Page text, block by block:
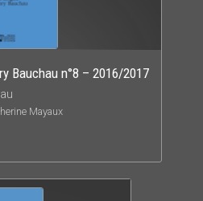
Bauchau n°8 – 2016/2017
Mayaux